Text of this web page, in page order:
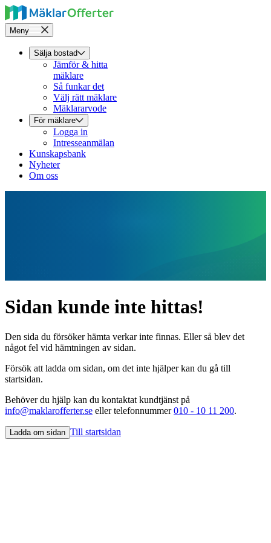
Meny
Sälja bostad
Jämför & hitta
mäklare
Så funkar det
Välj rätt mäklare
Mäklararvode
För mäklare
Logga in
Intresseanmälan
Kunskapsbank
Nyheter
Om oss
Sidan kunde inte hittas!
Den sida du försöker hämta verkar inte finnas. Eller så blev det
något fel vid hämtningen av sidan.
Försök att ladda om sidan, om det inte hjälper kan du gå till
startsidan.
Behöver du hjälp kan du kontaktat kundtjänst på
info@maklarofferter.se eller telefonnummer010 - 10 11 200.
Ladda om sidan Till startsidan